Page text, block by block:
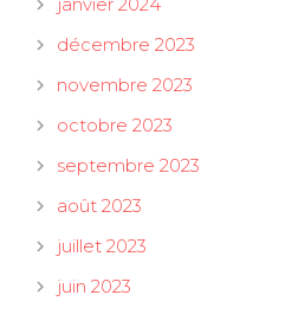
décembre 2023
novembre 2023
octobre 2023
septembre 2023
août 2023
juillet 2023
juin 2023